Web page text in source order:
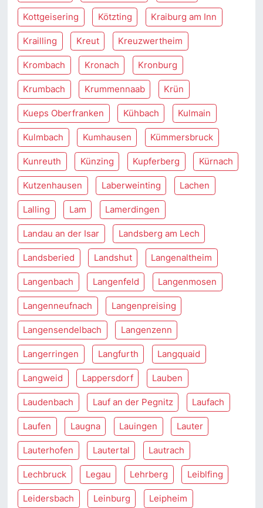
Kottgeisering Kötzting Kraiburg am Inn
Krailling Kreut Kreuzwertheim
Krombach Kronach Kronburg
Krumbach Krummennaab Krün
Kueps Oberfranken Kühbach Kulmain
Kulmbach Kumhausen Kümmersbruck
Kunreuth Künzing Kupferberg Kürnach
Kutzenhausen Laberweinting Lachen
Lalling Lam Lamerdingen
Landau an der Isar Landsberg am Lech
Landsberied Landshut Langenaltheim
Langenbach Langenfeld Langenmosen
Langenneufnach Langenpreising
Langensendelbach Langenzenn
Langerringen Langfurth Langquaid
Langweid Lappersdorf Lauben
Laudenbach Lauf an der Pegnitz Laufach
Laufen Laugna Lauingen Lauter
Lauterhofen Lautertal Lautrach
Lechbruck Legau Lehrberg Leiblfing
Leidersbach Leinburg Leipheim